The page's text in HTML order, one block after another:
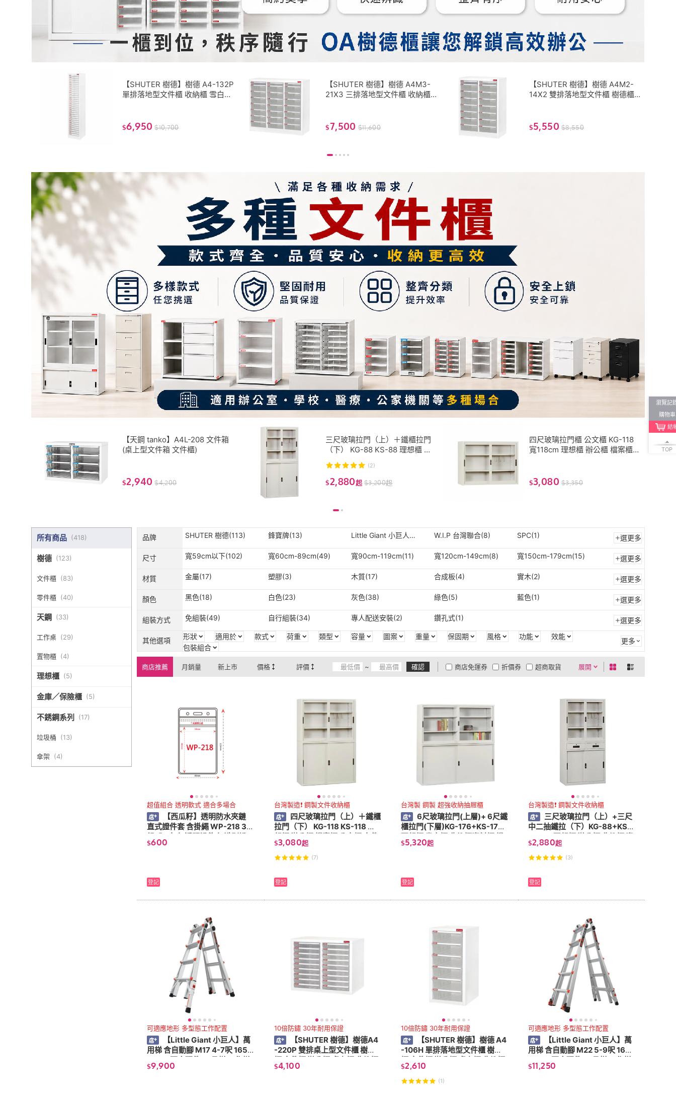
【SHUTER 樹德】樹德 A4-132P
單排落地型文件櫃 收納櫃 雪白櫃
$6,950 $10,700
【SHUTER 樹德】樹德 A4M3-
21X3 三排落地型文件櫃 收納櫃
$7,500 $11,600
【SHUTER 樹德】樹德 A4M2-
14X2 雙排落地型文件櫃 樹德櫃
$5,550 $8,550
【天鋼 tanko】A4L-208 文件箱
(桌上型文件箱 文件櫃)
$2,940 $4,200
三尺玻璃拉門（上）＋鐵櫃拉門
（下） KG-88 KS-88 理想櫃 辦
公櫃 檔案櫃 公文櫃 文件櫃 收納
櫃 鐵櫃
(2)
$2,880起 $3,200起
四尺玻璃拉門櫃 公文櫃 KG-118
寬118cm 理想櫃 辦公櫃 檔案櫃
$3,080 $3,350
所有商品 (418)
樹德 (123)
文件櫃 (83)
零件櫃 (40)
天鋼 (33)
工作桌 (29)
置物櫃 (4)
理想櫃 (5)
金庫／保險櫃 (5)
不銹鋼系列 (17)
垃圾桶 (13)
傘架 (4)
品牌 SHUTER 樹德(113) 鋒寶牌(13)
Little Giant 小巨人
W.I.P 台灣聯合(8) SPC(1) 選更多
尺寸 寬59cm以下(102) 寬60cm-89cm(49) 寬90cm-119cm(11) 寬120cm-149cm(8) 寬150cm-179cm(15) 選更多
材質 金屬(17) 塑膠(3) 木質(17) 合成板(4) 實木(2) 選更多
顏色 黑色(18) 白色(23) 灰色(38) 綠色(5) 藍色(1) 選更多
組裝方式 免組裝(49) 自行組裝(34) 專人配送安裝(2) 鑽孔式(1) 選更多
其他選項 形狀 適用於 款式 荷重 類型 容量 圖案 重量 保固期 風格 功能
效能
包裝組合
更多
商店推薦 月銷量 新上市 價格 評價 ~ 確認 展開
折價券
有影片
商品有量
超商取貨
商店免運券
0利率
2
及以上
超值組合 透明軟式 適合多場合
【西瓜籽】透明防水夾鏈
直式證件套 含掛繩 WP-218 30
組/入(卡套 透明證件套 識別證
掛繩 票卡套)
$600
登記
台灣製造❗ 鋼製文件收納櫃
四尺玻璃拉門（上）＋鐵櫃
拉門（下） KG-118 KS-118 理
想櫃 辦公櫃 檔案櫃 公文櫃 文件
櫃 收納櫃 玻璃櫃
$3,080起
(7)
登記
台灣製 鋼製 超強收納抽屜櫃
6尺玻璃拉門(上層)+ 6尺鐵
櫃拉門(下層)KG-176+KS-176
理想櫃 卷宗櫃 收納櫃資料櫃 檔
案櫃 文件櫃
$5,320起
登記
台灣製造❗ 鋼製文件收納櫃
三尺玻璃拉門（上）+三尺
中二抽鐵拉（下）KG-88+KS-
88-2D 理想櫃 辦公櫃 收納櫃 資
料櫃 檔案櫃 文件櫃
$2,880起
(3)
登記
可適應地形 多型態工作配置
【Little Giant 小巨人】萬
用梯 含自動腳 M17 4-7呎 1651
7-801 不含配件(工具梯 工作梯
梯子 樓梯)
$9,900
10倍防鏽 30年耐用保證
【SHUTER 樹德】樹德A4
-220P 雙排桌上型文件櫃 樹德
櫃 文件櫃 辦公櫃 桌上櫃 收納櫃
置物櫃
$4,100
10倍防鏽 30年耐用保證
【SHUTER 樹德】樹德 A4
-106H 單排落地型文件櫃 樹德
櫃 文件櫃 辦公櫃 桌上櫃 收納櫃
置物櫃
$2,610
(1)
可適應地形 多型態工作配置
【Little Giant 小巨人】萬
用梯 含自動腳 M22 5-9呎 1652
2-801 不含配件(工具梯 工作梯
梯子 樓梯)
$11,250
瀏覽記
購物車
結
TOP